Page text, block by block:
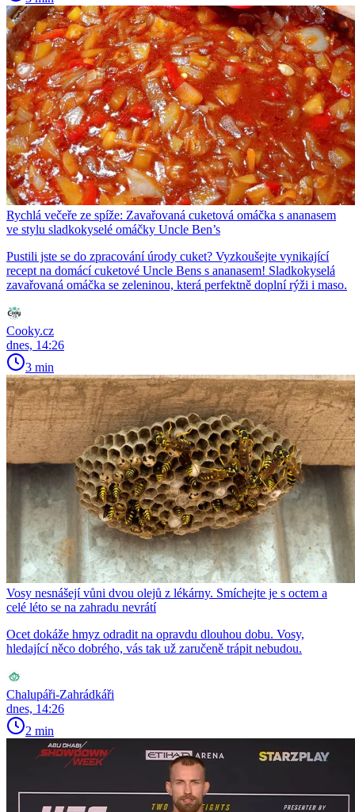
Rychlá večeře ze spíže: Zavařovaná cuketová omáčka s ananasem
ve stylu sladkokyselé omáčky Uncle Ben’s
Pustili jste se do zpracování úrody cuket? Vyzkoušejte vynikající
recept na domácí cuketové Uncle Bens s ananasem! Sladkokyselá
zavařovaná omáčka se zeleninou, která perfektně doplní rýži i maso.
Cooky.cz
dnes, 14:26
3 min
Vosy nesnášejí vůni dvou olejů z lékárny. Smíchejte je s octem a
celé léto se na zahradu nevrátí
Ocet dokáže hmyz odradit na opravdu dlouhou dobu. Vosy,
hledající něco dobrého, vás tak už zaručeně trápit nebudou.
Chalupáři-Zahrádkáři
dnes, 14:26
2 min